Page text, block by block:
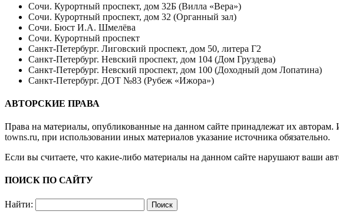
Сочи. Курортный проспект, дом 32Б (Вилла «Вера»)
Сочи. Курортный проспект, дом 32 (Органный зал)
Сочи. Бюст И.А. Шмелёва
Сочи. Курортный проспект
Санкт-Петербург. Лиговский проспект, дом 50, литера Г2
Санкт-Петербург. Невский проспект, дом 104 (Дом Груздева)
Санкт-Петербург. Невский проспект, дом 100 (Доходный дом Лопатина)
Санкт-Петербург. ДОТ №83 (Рубеж «Ижора»)
АВТОРСКИЕ ПРАВА
Права на материалы, опубликованные на данном сайте принадлежат их
towns.ru, при использовании иных материалов указание источника обязательно.
Если вы считаете, что какие-либо материалы на данном сайте нарушают ваши
ПОИСК ПО САЙТУ
Найти: